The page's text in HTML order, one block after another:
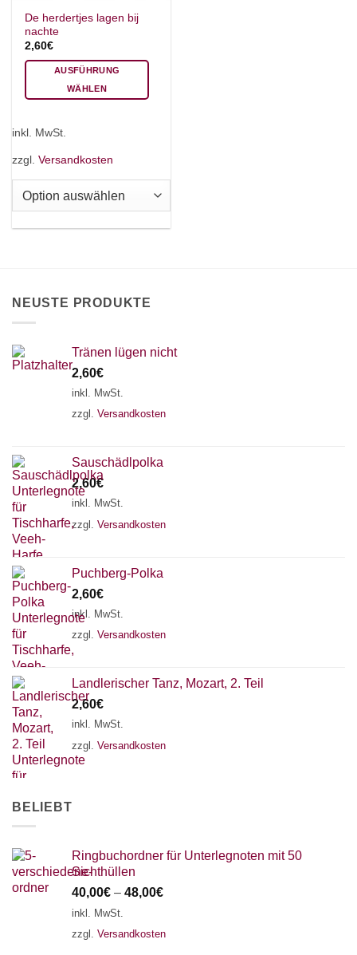
De herdertjes lagen bij
nachte
2,60€
AUSFÜHRUNG
WÄHLEN
mehrere
auf.
gewählt
werden
inkl. MwSt.
zzgl. Versandkosten
NEUSTE PRODUKTE
Tränen lügen nicht
2,60€
inkl. MwSt.
zzgl. Versandkosten
Sauschädlpolka
2,60€
inkl. MwSt.
zzgl. Versandkosten
Puchberg-Polka
2,60€
inkl. MwSt.
zzgl. Versandkosten
Landlerischer Tanz, Mozart, 2. Teil
2,60€
inkl. MwSt.
zzgl. Versandkosten
BELIEBT
Ringbuchordner für Unterlegnoten mit 50
Sichthüllen
40,00€ – 48,00€
inkl. MwSt.
zzgl. Versandkosten
Chat Support
18 SAITEN